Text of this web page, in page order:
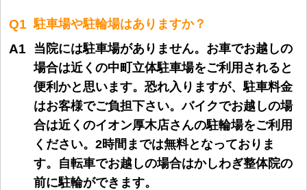
Q1 駐車場や駐輪場はありますか？
A1
当院には駐車場がありません。お車でお越しの
場合は近くの中町立体駐車場をご利用されると
便利かと思います。恐れ入りますが、駐車料金
はお客様でご負担下さい。バイクでお越しの場
合は近くのイオン厚木店さんの駐輪場をご利用
ください。2時間までは無料となっておりま
す。自転車でお越しの場合はかしわぎ整体院の
前に駐輪ができます。